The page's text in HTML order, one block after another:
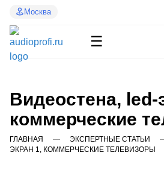
Москва
☰
Видеостена, led-
коммерческие
ГЛАВНАЯ ЭКСПЕРТНЫЕ СТАТЬИ
ЭКРАН 1, КОММЕРЧЕСКИЕ ТЕЛЕВИЗОРЫ